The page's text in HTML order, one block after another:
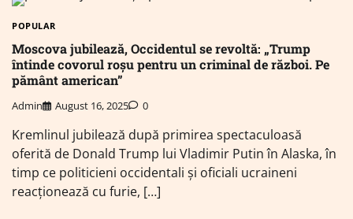
POPULAR
Moscova jubilează, Occidentul se revoltă: „Trump
întinde covorul roșu pentru un criminal de război. Pe
pământ american”
Admin August 16, 2025 0
Kremlinul jubilează după primirea spectaculoasă
oferită de Donald Trump lui Vladimir Putin în Alaska, în
timp ce politicieni occidentali și oficiali ucraineni
reacționează cu furie, […]